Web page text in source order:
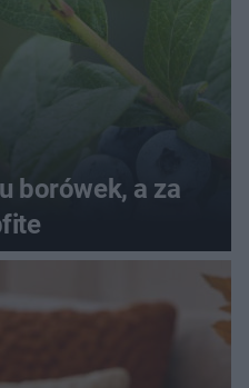
borówek, a za